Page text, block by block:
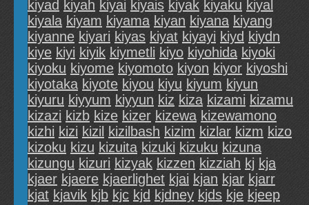
kiyad kiyah kiyai kiyais kiyak kiyaku kiyal
kiyala kiyam kiyama kiyan kiyana kiyang
kiyanne kiyari kiyas kiyat kiyayi kiyd kiydn
kiye kiyi kiyik kiymetli kiyo kiyohida kiyoki
kiyoku kiyome kiyomoto kiyon kiyor kiyoshi
kiyotaka kiyote kiyou kiyu kiyum kiyun
kiyuru kiyyum kiyyun kiz kiza kizami kizamu
kizazi kizb kize kizer kizewa kizewamono
kizhi kizi kizil kizilbash kizim kizlar kizm kizo
kizoku kizu kizuita kizuki kizuku kizuna
kizungu kizuri kizyak kizzen kizziah kj kja
kjaer kjaere kjaerlighet kjai kjan kjar kjarr
kjat kjavik kjb kjc kjd kjdney kjds kje kjeep